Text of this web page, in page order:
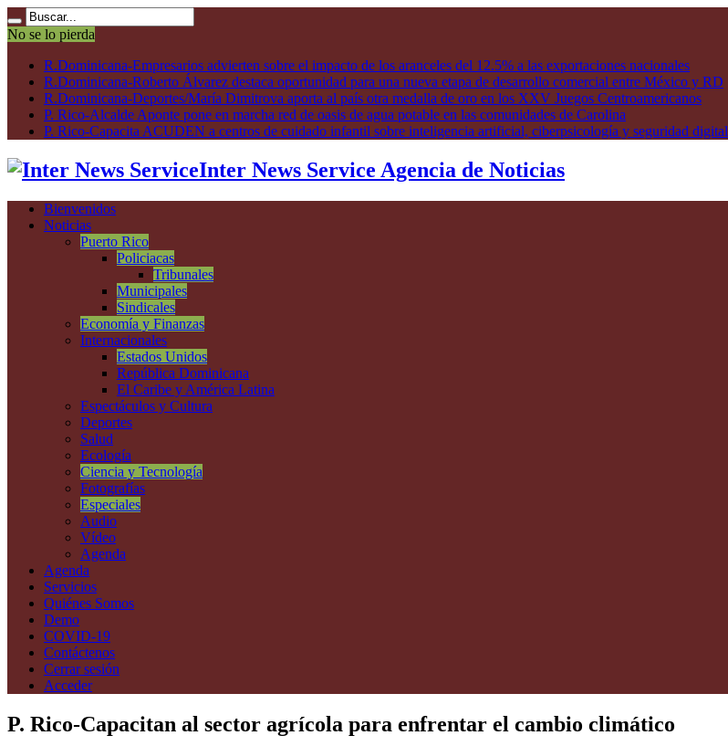
No se lo pierda
R.Dominicana-Empresarios advierten sobre el impacto de los aranceles del 12.5% a las exportaciones nacionales
R.Dominicana-Roberto Álvarez destaca oportunidad para una nueva etapa de desarrollo comercial entre México y RD
R.Dominicana-Deportes/María Dimitrova aporta al país otra medalla de oro en los XXV Juegos Centroamericanos
P. Rico-Alcalde Aponte pone en marcha red de oasis de agua potable en las comunidades de Carolina
P. Rico-Capacita ACUDEN a centros de cuidado infantil sobre inteligencia artificial, ciberpsicología y seguridad digital
Inter News Service Agencia de Noticias
Bienvenidos
Noticias
Puerto Rico
Policiacas
Tribunales
Municipales
Sindicales
Economía y Finanzas
Internacionales
Estados Unidos
República Dominicana
El Caribe y América Latina
Espectáculos y Cultura
Deportes
Salud
Ecología
Ciencia y Tecnología
Fotografías
Especiales
Audio
Vídeo
Agenda
Agenda
Servicios
Quiénes Somos
Demo
COVID-19
Contáctenos
Cerrar sesión
Acceder
P. Rico-Capacitan al sector agrícola para enfrentar el cambio climático